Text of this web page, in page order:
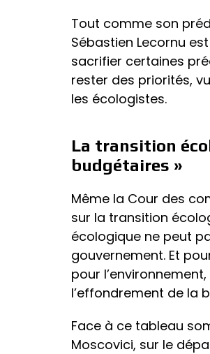
Tout comme son
Sébastien Lecornu
sacrifier certaines
rester des priorités,
les écologistes.
La transition
budgétaires »
Même la Cour des
sur la transition
écologique ne peut
gouvernement. Et
pour
l’effondrement de la
Face à ce tableau
Moscovici, sur le